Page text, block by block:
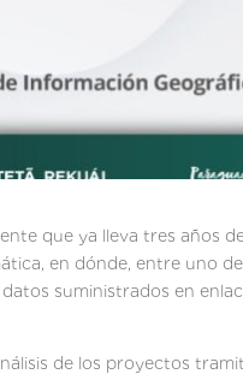
que ya lleva tres años
en dónde, entre uno
suministrados en
de los proyectos